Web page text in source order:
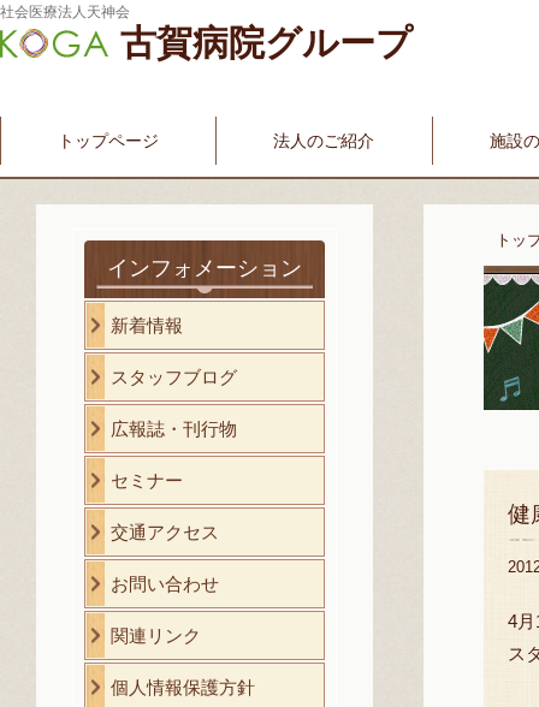
社会医療法人天神会
古賀病院グループ
トップページ 法人のご紹介 施設
新古賀みなみ病院 新古賀クリニック
インフォメーション
新着情報
スタッフブログ
広報誌・刊行物
セミナー
交通アクセス
お問い合わせ
関連リンク
個人情報保護方針
トッ
健
4
ス